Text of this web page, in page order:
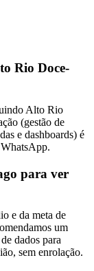
Rio Doce-
Alto Rio
(gestão de
e dashboards) é
para ver
e da meta de
um
dados para
sem enrolação.